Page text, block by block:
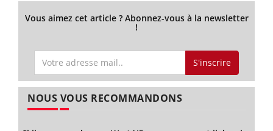
Vous aimez cet article ? Abonnez-vous à la newsletter
!
S'inscrire
NOUS VOUS RECOMMANDONS